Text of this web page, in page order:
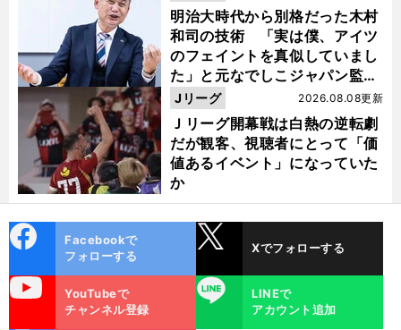
明治大時代から別格だった木村
和司の技術 「実は僕、アイツ
のフェイントを真似していまし
た」と元なでしこジャパン監
督・佐々木則夫
Ｊリーグ開幕戦は白熱の逆転劇
だが観客、視聴者にとって「価
値あるイベント」になっていた
か
2026.08.08更新
Jリーグ
ok
Facebookで
フォローする
Xでフォローする
YouTubeで
チャンネル登録
LINE
LINEで
アカウント追加